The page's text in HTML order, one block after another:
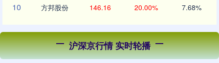
10 方邦股份 146.16 20.00% 7.68%
沪深京行情 实时轮播